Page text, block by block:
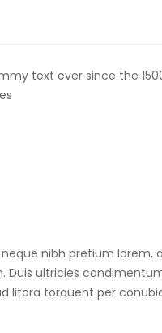
text ever since the
nibh pretium lorem,
Duis ultricies
litora torquent per